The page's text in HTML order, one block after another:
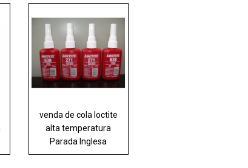
venda de cola loctite
alta temperatura
Parada Inglesa